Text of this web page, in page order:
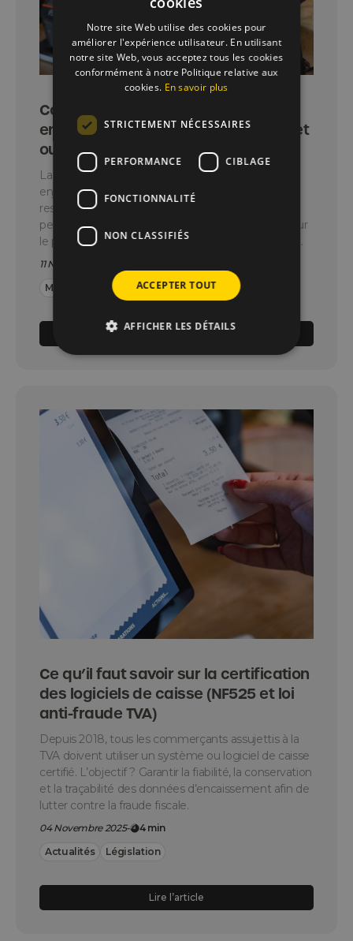
Comment sécuriser ses
encaissements : bonnes pratiques et
outils à adopter
La sécurité des encaissements est devenue un
enjeu majeur pour les commerçants et les
restaurateurs. Les fraudes, erreurs de caisse et
pertes de données peuvent coûter cher, autant sur
le plan financier que sur celui de la confiance client.
11 Novembre 2025
Monétique
Tout commerce
Lire l’article
Ce qu’il faut savoir sur la certification
des logiciels de caisse (NF525 et loi
anti-fraude TVA)
Depuis 2018, tous les commerçants assujettis à la
TVA doivent utiliser un système ou logiciel de caisse
certifié. L’objectif ? Garantir la fiabilité, la conservation
et la traçabilité des données d’encaissement afin de
lutter contre la fraude fiscale.
04 Novembre 2025-
4 min
Actualités
Législation
Lire l’article
Notre site Web utilise des cookies pour
améliorer l'expérience utilisateur. En utilisant
notre site Web, vous acceptez tous les cookies
conformément à notre Politique relative aux
cookies. En savoir plus
STRICTEMENT NÉCESSAIRES
PERFORMANCE CIBLAGE
FONCTIONNALITÉ
NON CLASSIFIÉS
ACCEPTER TOUT
AFFICHER LES DÉTAILS